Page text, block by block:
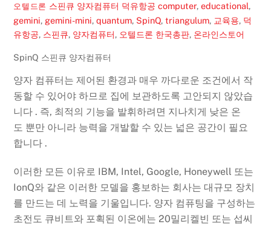
오텔드론 스핀큐 양자컴퓨터 덕유항공 computer, educational,
gemini, gemini-mini,quantum, SpinQ,triangulum, 교육용, 덕
유항공, 스핀큐, 양자컴퓨터, 오텔드론 한국총판, 온라인스토어
SpinQ 스핀큐 양자컴퓨터
양자 컴퓨터는 제어된 환경과 매우 까다로운 조건에서 작
동할 수 있어야 하므로 집에 보관하도록 고안되지 않았습
니다 . 즉, 최적의 기능을 발휘하려면 지나치게 낮은 온
도 뿐만 아니라 능력을 개발할 수 있는 넓은 공간이 필요
합니다 .
이러한 모든 이유로 IBM, Intel, Google, Honeywell 또는
IonQ와 같은 이러한 모델을 홍보하는 회사는 대규모 장치
를 만드는 데 노력을 기울입니다. 양자 컴퓨팅을 구성하는
초전도 큐비트와 포획된 이온에는 20밀리켈빈 또는 섭씨